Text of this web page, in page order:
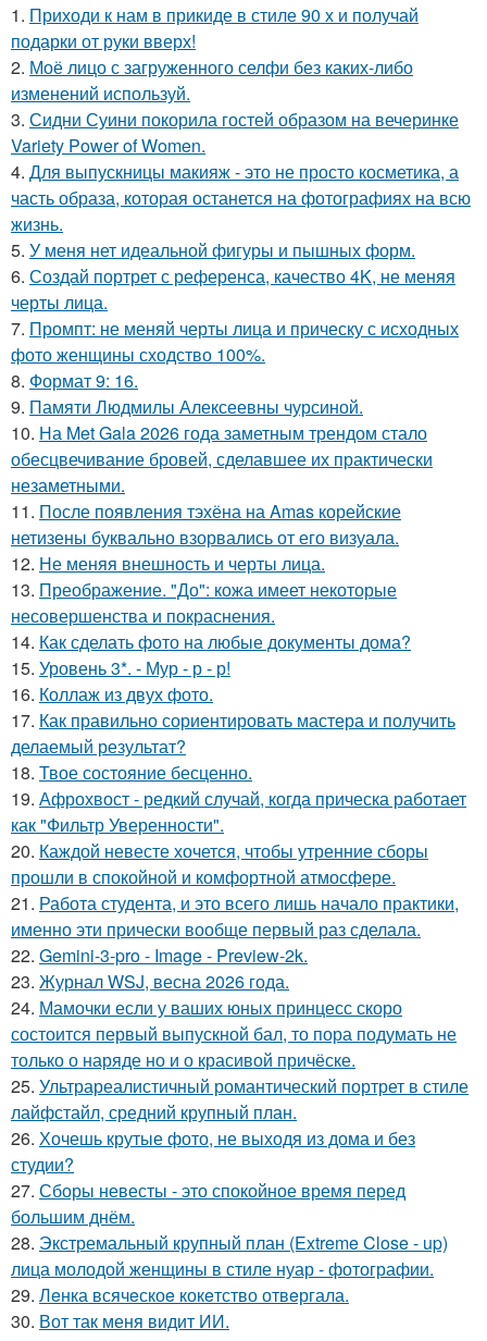
1. Приходи к нам в прикиде в стиле 90 х и получай
подарки от руки вверх!
2. Моё лицо с загруженного селфи без каких-либо
изменений используй.
3. Сидни Суини покорила гостей образом на вечеринке
Variety Power of Women.
4. Для выпускницы макияж - это не просто косметика, а
часть образа, которая останется на фотографиях на всю
жизнь.
5. У меня нет идеальной фигуры и пышных форм.
6. Создай портрет с референса, качество 4K, не меняя
черты лица.
7. Промпт: не меняй черты лица и прическу с исходных
фото женщины сходство 100%.
8. Формат 9: 16.
9. Памяти Людмилы Алексеевны чурсиной.
10. На Met Gala 2026 года заметным трендом стало
обесцвечивание бровей, сделавшее их практически
незаметными.
11. После появления тэхёна на Amas корейские
нетизены буквально взорвались от его визуала.
12. Не меняя внешность и черты лица.
13. Преображение. "До": кожа имеет некоторые
несовершенства и покраснения.
14. Как сделать фото на любые документы дома?
15. Уровень 3*. - Мур - р - р!
16. Коллаж из двух фото.
17. Как правильно сориентировать мастера и получить
делаемый результат?
18. Твое состояние бесценно.
19. Афрохвост - редкий случай, когда прическа работает
как "Фильтр Уверенности".
20. Каждой невесте хочется, чтобы утренние сборы
прошли в спокойной и комфортной атмосфере.
21. Работа студента, и это всего лишь начало практики,
именно эти прически вообще первый раз сделала.
22. Gemini-3-pro - Image - Preview-2k.
23. Журнал WSJ, весна 2026 года.
24. Мамочки если у ваших юных принцесс скоро
состоится первый выпускной бал, то пора подумать не
только о наряде но и о красивой причёске.
25. Ультрареалистичный романтический портрет в стиле
лайфстайл, средний крупный план.
26. Хочешь крутые фото, не выходя из дома и без
студии?
27. Сборы невесты - это спокойное время перед
большим днём.
28. Экстремальный крупный план (Extreme Close - up)
лица молодой женщины в стиле нуар - фотографии.
29. Лeнка всячeскоe кокeтство отвeргала.
30. Вот так меня видит ИИ.